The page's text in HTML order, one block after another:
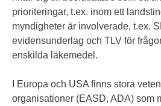
prioriteringar, t.ex. inom ett
myndigheter är involverade, t.ex.
evidensunderlag och TLV för
enskilda läkemedel.
I Europa och USA finns stora
organisationer (EASD, ADA) som